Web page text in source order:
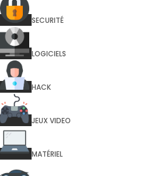
SECURITÉ
LOGICIELS
HACK
JEUX VIDEO
MATÉRIEL